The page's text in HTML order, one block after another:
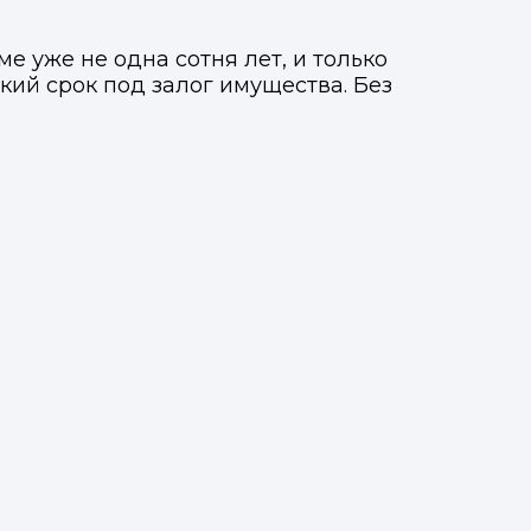
описание и AI-оценка
описание и AI-оценка
уже не одна сотня лет, и только
срок под залог имущества. Без